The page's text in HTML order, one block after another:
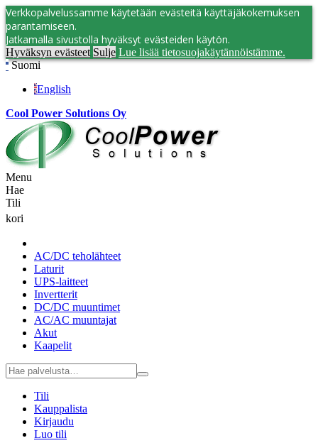
Verkkopalvelussamme käytetään evästeitä käyttäjäkokemuksen
parantamiseen.
Jatkamalla sivustolla hyväksyt evästeiden käytön.
Hyväksyn evästeet Sulje Lue lisää tietosuojakäytännöistämme.
Suomi
English
Cool Power Solutions Oy
Menu
Hae
Tili
kori
AC/DC teholähteet
Laturit
UPS-laitteet
Invertterit
DC/DC muuntimet
AC/AC muuntajat
Akut
Kaapelit
Tili
Kauppalista
Kirjaudu
Luo tili